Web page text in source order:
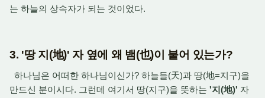
는 하늘의 상속자가 되는 것이었다.
3. '땅 지(地)' 자 옆에 왜 뱀(也)이 붙어 있는가?
하나님은 어떠한 하나님이신가? 하늘들(天)과 땅(地=지구)을
만드신 분이시다. 그런데 여기서 땅(지구)을 뜻하는 '지(地)' 자